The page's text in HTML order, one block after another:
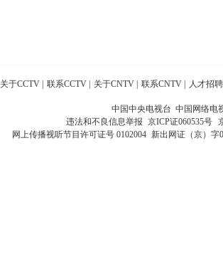
关于CCTV 联系CCTV 关于CNTV 联系CNTV 人才招聘
中国中央电视台 中国网络电
违法和不良信息举报 京ICP证060535号
网上传播视听节目许可证号 0102004 新出网证（京）